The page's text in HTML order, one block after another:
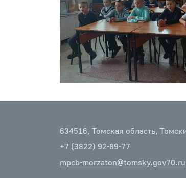
634516, Томская область,
+7 (3822) 92-89-77
mpcb-morzaton@tomsky.gov70.ru